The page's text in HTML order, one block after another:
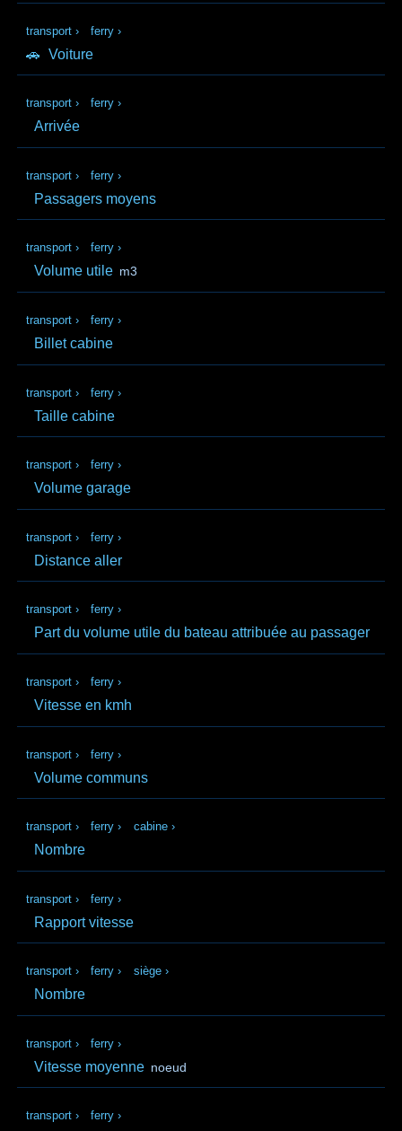
transport › ferry ›
🚗 Voiture
transport › ferry ›
Arrivée
transport › ferry ›
Passagers moyens
transport › ferry ›
Volume utile m3
transport › ferry ›
Billet cabine
transport › ferry ›
Taille cabine
transport › ferry ›
Volume garage
transport › ferry ›
Distance aller
transport › ferry ›
Part du volume utile du bateau attribuée au passager
transport › ferry ›
Vitesse en kmh
transport › ferry ›
Volume communs
transport › ferry › cabine ›
Nombre
transport › ferry ›
Rapport vitesse
transport › ferry › siège ›
Nombre
transport › ferry ›
Vitesse moyenne noeud
transport › ferry ›